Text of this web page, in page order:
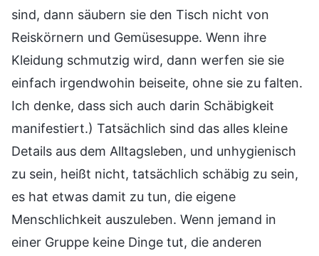
sind, dann säubern sie den Tisch nicht von
Reiskörnern und Gemüsesuppe. Wenn ihre
Kleidung schmutzig wird, dann werfen sie sie
einfach irgendwohin beiseite, ohne sie zu falten.
Ich denke, dass sich auch darin Schäbigkeit
manifestiert.) Tatsächlich sind das alles kleine
Details aus dem Alltagsleben, und unhygienisch
zu sein, heißt nicht, tatsächlich schäbig zu sein,
es hat etwas damit zu tun, die eigene
Menschlichkeit auszuleben. Wenn jemand in
einer Gruppe keine Dinge tut, die anderen